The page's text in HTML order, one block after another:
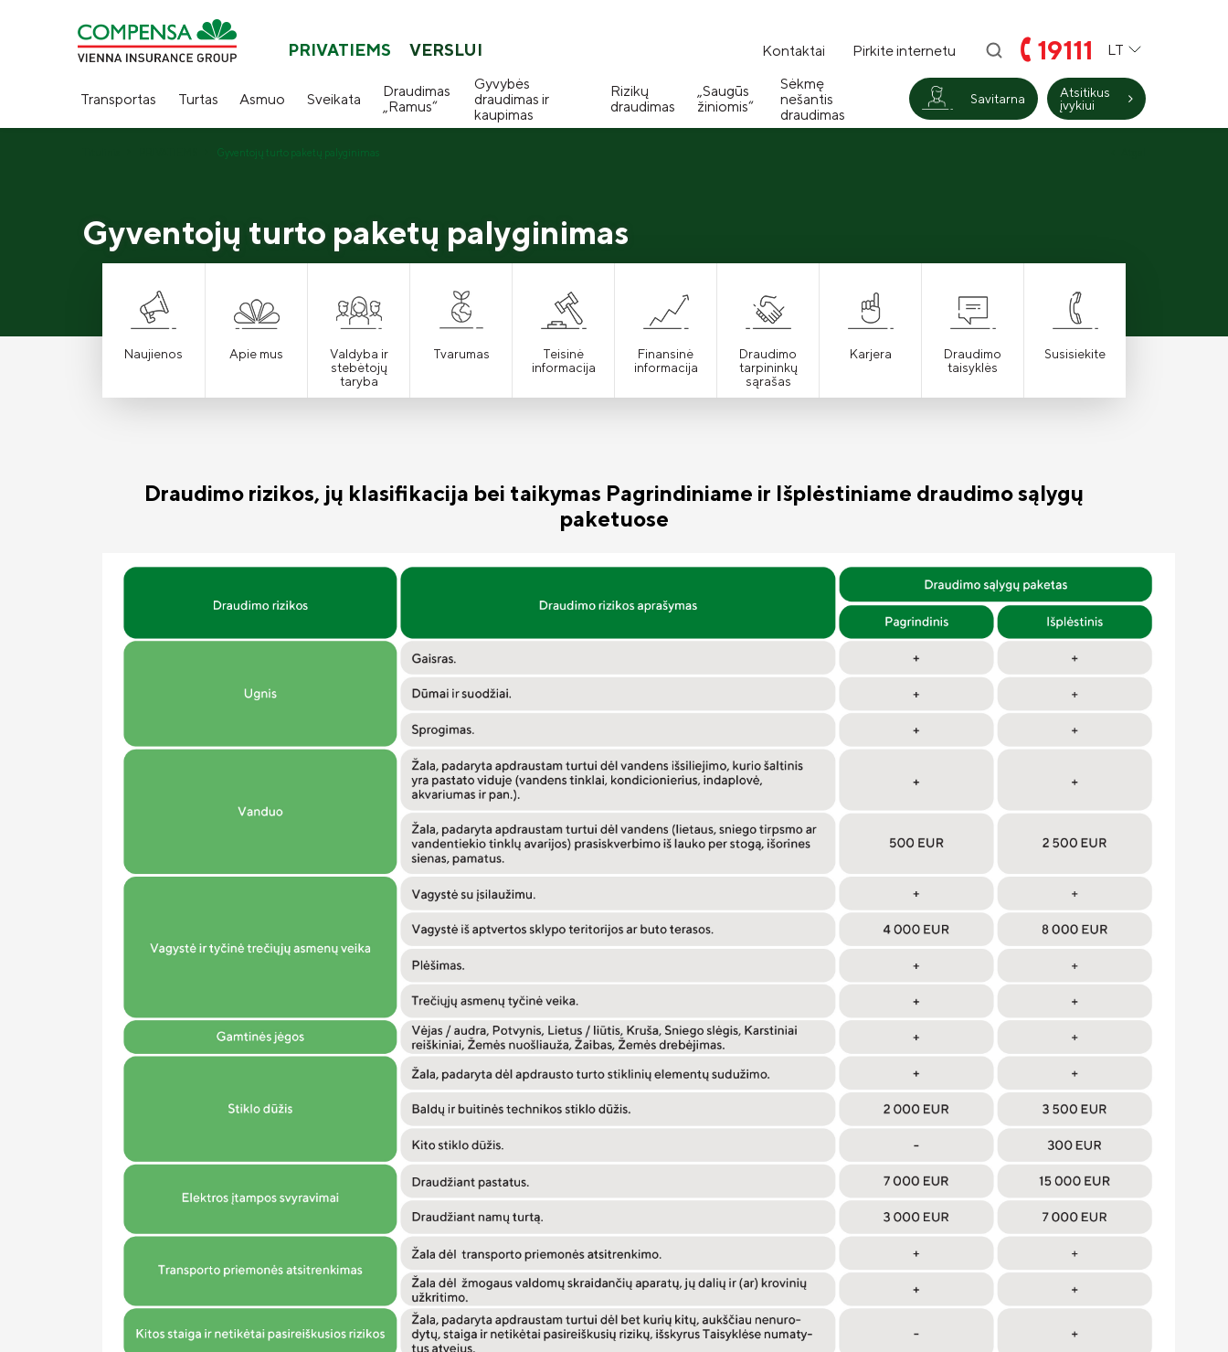
PRIVATIEMS VERSLUI Kontaktai Pirkite internetu 19111 LT
Transportas Turtas Asmuo Sveikata
Draudimas
„Ramus“
Gyvybės
draudimas ir
kaupimas
Rizikų
draudimas
„Saugūs
žiniomis“
Sėkmę
nešantis
draudimas
Savitarna
Atsitikus
įvykiui
Gyventojų turto paketų palyginimas
Gyventojų turto paketų palyginimas
Naujienos Apie mus
Valdyba ir
stebėtojų
taryba
Tvarumas
Teisinė
informacija
Finansinė
informacija
Draudimo
tarpininkų
sąrašas
Karjera
Draudimo
taisyklės
Susisiekite
Draudimo rizikos, jų klasifikacija bei taikymas Pagrindiniame ir Išplėstiniame draudimo sąlygų
paketuose